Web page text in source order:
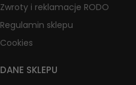
Zwroty i reklamacje RODO
Regulamin sklepu
Cookies
DANE SKLEPU